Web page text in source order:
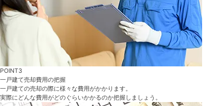
POINT3
一戸建て売却費用の把握
一戸建ての売却の際に様々な費用がかかります。
実際にどんな費用がどのぐらいかかるのか把握しましょう。